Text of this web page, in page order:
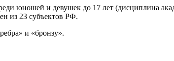
юношей и девушек до 17 лет (дисциплина
из 23 субъектов РФ.
и «бронзу».